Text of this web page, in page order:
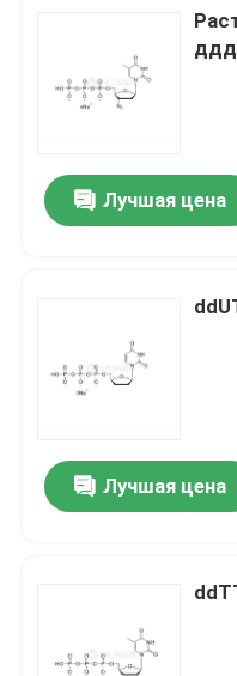
Продукты
О нас
Проверка качества
Новости
Фосфорамидиты
Лучшая цена
Лучшая цена